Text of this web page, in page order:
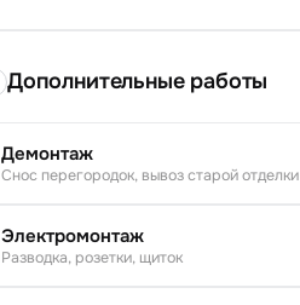
Дополнительные работы
Демонтаж
Снос перегородок, вывоз старой отделки
Электромонтаж
Разводка, розетки, щиток